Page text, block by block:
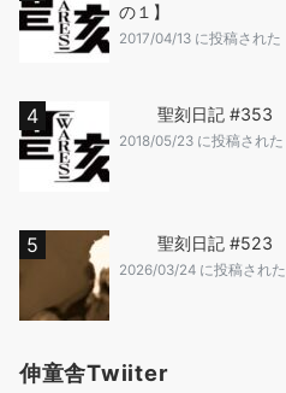
の１】
2017/04/13 に投稿された
聖刻日記 #353
2018/05/23 に投稿された
聖刻日記 #523
2026/03/24 に投稿された
伸童舎Twiiter